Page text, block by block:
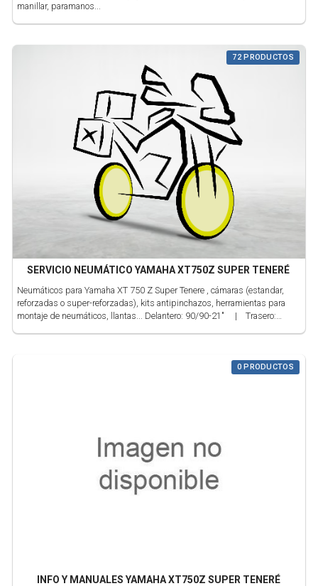
manillar, paramanos...
72 PRODUCTOS
SERVICIO NEUMÁTICO YAMAHA XT750Z SUPER TENERÉ
Neumáticos para Yamaha XT 750 Z Super Tenere , cámaras (estandar,
reforzadas o super-reforzadas), kits antipinchazos, herramientas para
montaje de neumáticos, llantas... Delantero: 90/90-21" | Trasero:
0 PRODUCTOS
INFO Y MANUALES YAMAHA XT750Z SUPER TENERÉ